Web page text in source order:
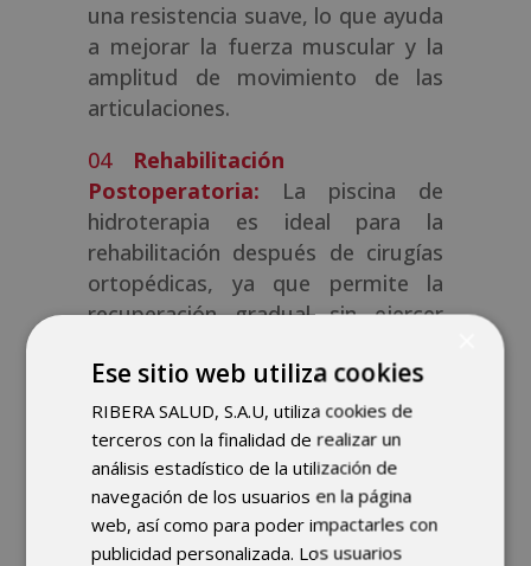
una resistencia suave, lo que ayuda
a mejorar la fuerza muscular y la
amplitud de movimiento de las
articulaciones.
Rehabilitación
Postoperatoria: La piscina de
hidroterapia es ideal para la
rehabilitación después de cirugías
ortopédicas, ya que permite la
recuperación gradual sin ejercer
afectadas.
Reducción del Estrés:El
ambiente tranquilo y relajante de la
piscina de hidroterapia puede
ayudar a reducir el estrés y mejorar
el bienestar general de los
Ese sitio web utiliza cookies
RIBERA SALUD, S.A.U, utiliza cookies de
terceros con la finalidad de realizar un
análisis estadístico de la utilización de
navegación de los usuarios en la página
web, así como para poder impactarles con
publicidad personalizada. Los usuarios